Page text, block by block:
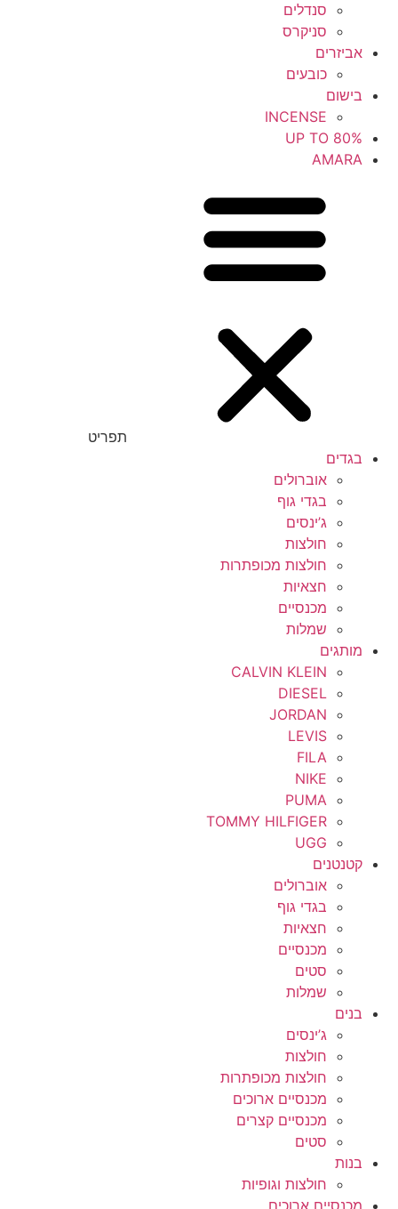
סנדלים
סניקרס
אביזרים
כובעים
בישום
INCENSE
UP TO 80%
AMARA
תפריט
בגדים
אוברולים
בגדי גוף
ג’ינסים
חולצות
חולצות מכופתרות
חצאיות
מכנסיים
שמלות
מותגים
CALVIN KLEIN
DIESEL
JORDAN
LEVIS
FILA
NIKE
PUMA
TOMMY HILFIGER
UGG
קטנטנים
אוברולים
בגדי גוף
חצאיות
מכנסיים
סטים
שמלות
בנים
ג’ינסים
חולצות
חולצות מכופתרות
מכנסיים ארוכים
מכנסיים קצרים
סטים
בנות
חולצות וגופיות